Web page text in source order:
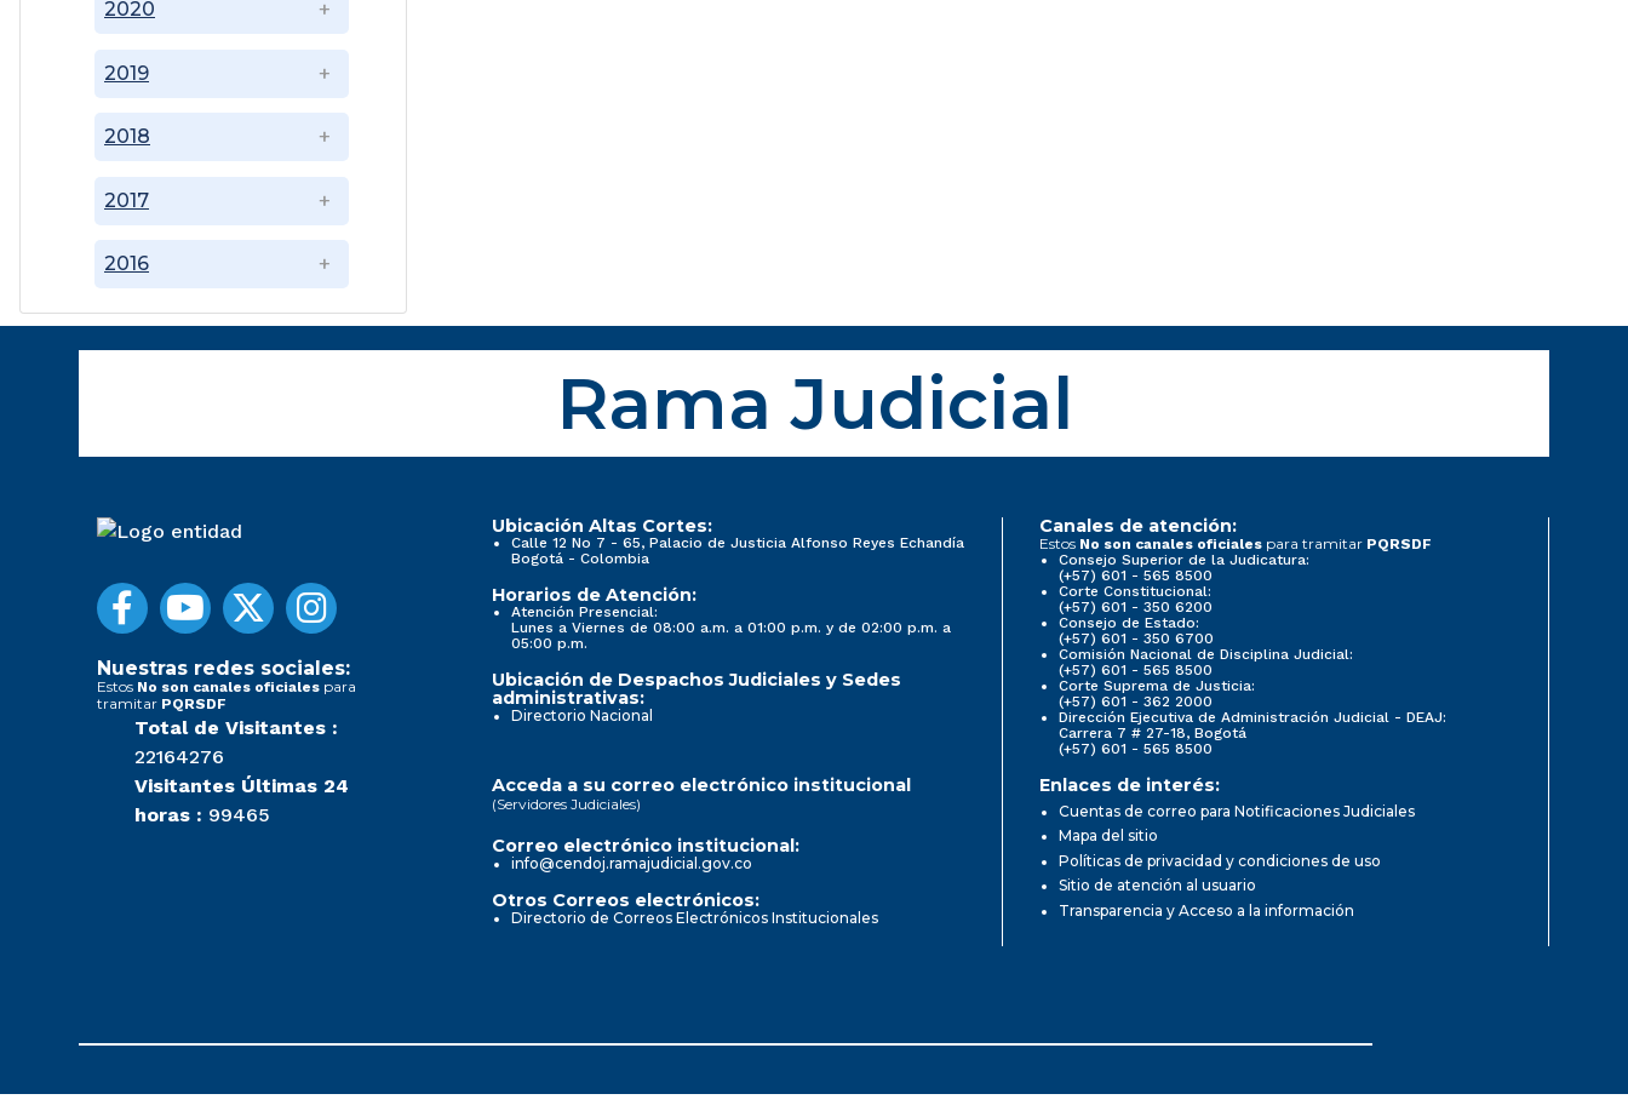
2016
2017
2018
2019
2020
Rama Judicial
Nuestras redes sociales:
Estos No son canales oficiales para
tramitar PQRSDF
Total de Visitantes :
22164276
Visitantes Últimas 24
horas : 99465
Ubicación Altas Cortes:
Calle 12 No 7 - 65, Palacio de Justicia Alfonso Reyes Echandía
Bogotá - Colombia
Horarios de Atención:
Atención Presencial:
Lunes a Viernes de 08:00 a.m. a 01:00 p.m. y de 02:00 p.m. a
05:00 p.m.
Ubicación de Despachos Judiciales y Sedes
administrativas:
Directorio Nacional
Canales de atención:
Estos No son canales oficiales para tramitar PQRSDF
Consejo Superior de la Judicatura:
(+57) 601 - 565 8500
Corte Constitucional:
(+57) 601 - 350 6200
Consejo de Estado:
(+57) 601 - 350 6700
Comisión Nacional de Disciplina Judicial:
(+57) 601 - 565 8500
Corte Suprema de Justicia:
(+57) 601 - 362 2000
Dirección Ejecutiva de Administración Judicial - DEAJ:
Carrera 7 # 27-18, Bogotá
(+57) 601 - 565 8500
Acceda a su correo electrónico institucional
(Servidores Judiciales)
Correo electrónico institucional:
info@cendoj.ramajudicial.gov.co
Otros Correos electrónicos:
Directorio de Correos Electrónicos Institucionales
Enlaces de interés:
Cuentas de correo para Notificaciones Judiciales
Mapa del sitio
Políticas de privacidad y condiciones de uso
Sitio de atención al usuario
Transparencia y Acceso a la información